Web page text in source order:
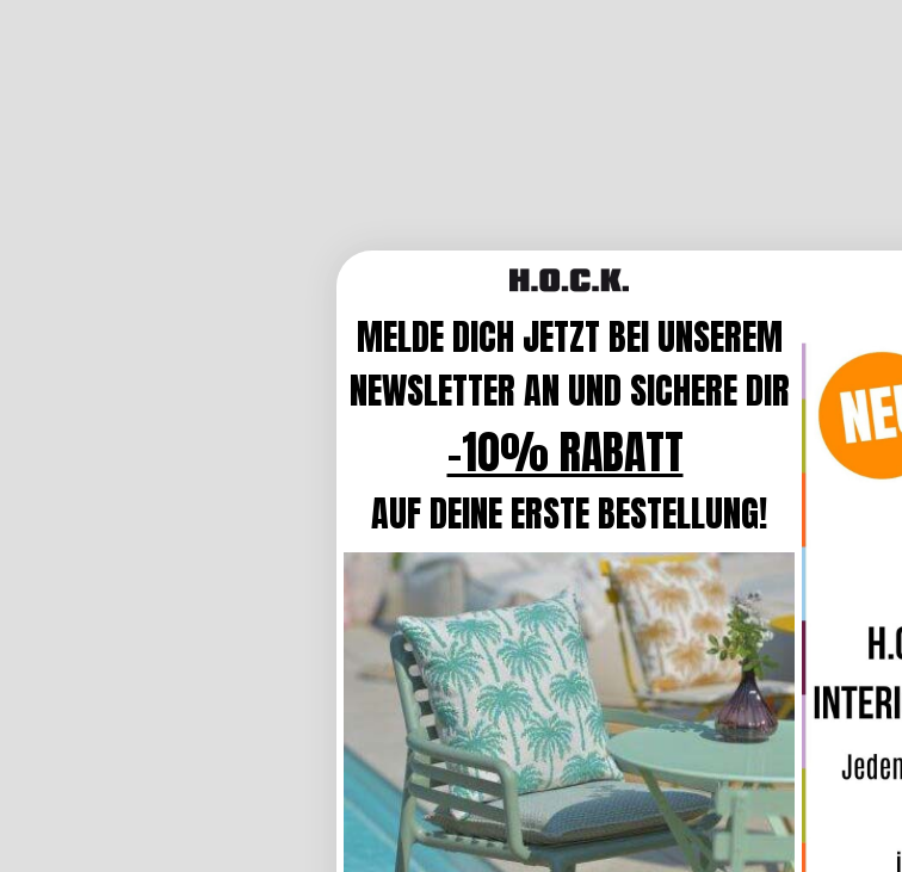
MELDE DICH JETZT BEI UNSEREM
NEWSLETTER AN UND SICHERE DIR
-10% RABATT
AUF DEINE ERSTE BESTELLUNG!